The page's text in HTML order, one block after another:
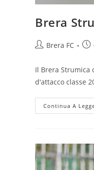
Brera
Brera FC
Il Brera Strumica
d'attacco classe
Continua A